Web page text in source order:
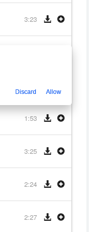
3:23
1:53
3:25
2:24
2:27
Discard Allow